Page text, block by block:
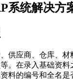
供应商、仓库、材
。在录入基础资料
料的编号和全名是